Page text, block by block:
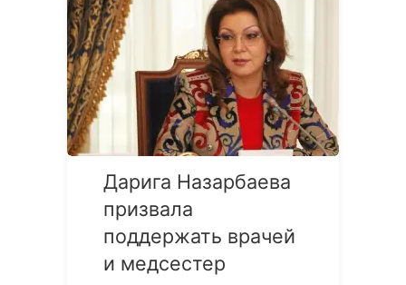
Дарига Назарбаева
призвала
поддержать врачей
и медсестер